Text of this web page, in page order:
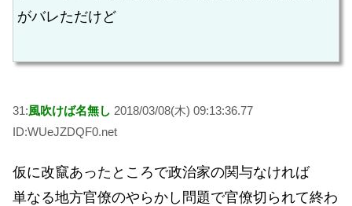
がバレただけど
31:風吹けば名無し 2018/03/08(木) 09:13:36.77
ID:WUeJZDQF0.net
仮に改竄あったところで政治家の関与なければ
単なる地方官僚のやらかし問題で官僚切られて終わ